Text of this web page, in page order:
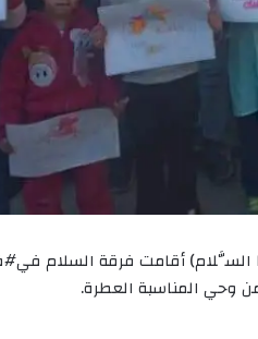
السَّلام) أقامت فرقة السلام
وحي المناسبة العطرة.